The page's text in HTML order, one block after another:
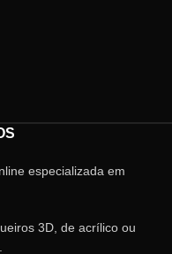
especializada em
3D, de acrílico ou